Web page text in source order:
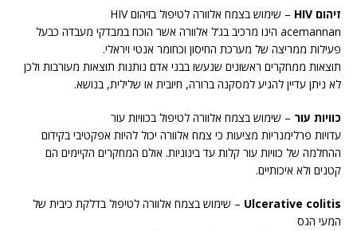
זיהום HIV
– שימוש בצמח אלוורה לטיפול בזיהום HIV
acemannan הינו מרכיב בג’ל אלוורה אשר הוכח במבדקי מעבדה כבעל
פעילות ממריצה של מערכת החיסון וכחומר אנטי ויראלי.
תוצאות ממחקרים ראשונים שנעשו בבני אדם נותנות תוצאות מעורבות ולכן
לא ניתן עדיין להגיע למסקנה ברורה, חיובית או שלילית, בנושא.
כוויות עור – שימוש בצמח אלוורה לטיפול בכוויות עור
עדויות פרלימנריות מציעות כי צמח אלוורה יכול להיות אפקטיבי בקידום
ההחלמה של כוויות עור קלות עד בינוניות. אולם המחקרים הקיימים הם
קטנים ולא איכותיים.
Ulcerative colitis – שימוש בצמח אלוורה לטיפול בדלקת כיבית של
המעי הגס